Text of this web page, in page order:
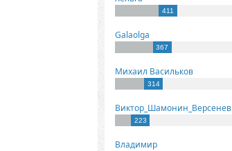
411
Galaolga
367
Михаил Васильков
314
Виктор_Шамонин_Версенев
223
Владимир